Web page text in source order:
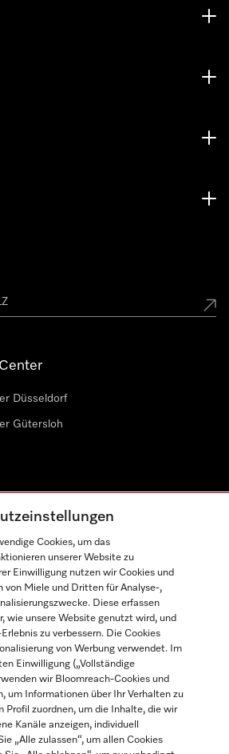
Düsseldorf
Gütersloh
Youtube
Cookies, um das
unserer Website zu
Einwilligung nutzen wir Cookies und
von Miele und Dritten für Analyse-,
Diese erfassen
wie unsere Website genutzt wird, und
zu verbessern. Die Cookies
von Werbung verwendet. Im
Einwilligung („Vollständige
wir Bloomreach-Cookies und
um Informationen über Ihr Verhalten zu
Profil zuordnen, um die Inhalte, die wir
Kanäle anzeigen, individuell
„Alle zulassen“, um allen Cookies